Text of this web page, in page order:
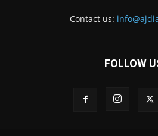
Contact us:
FOLLOW